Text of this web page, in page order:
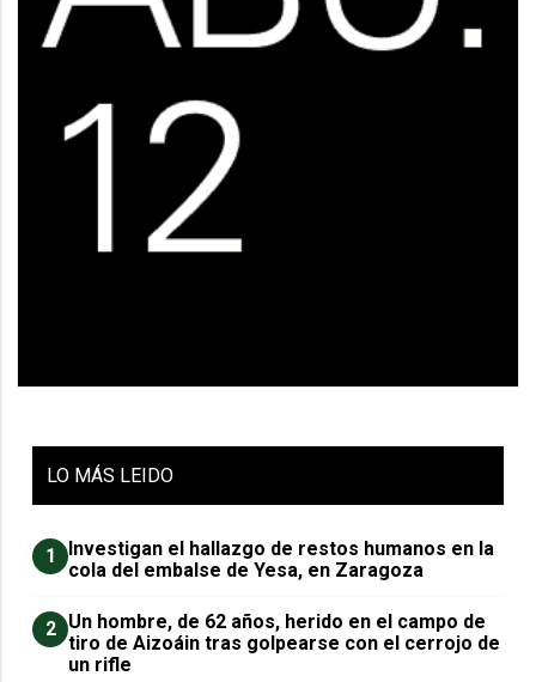
LO MÁS LEIDO
1
Investigan el hallazgo de restos humanos en la
cola del embalse de Yesa, en Zaragoza
2 Un hombre, de 62 años, herido en el campo de
tiro de Aizoáin tras golpearse con el cerrojo de
un rifle